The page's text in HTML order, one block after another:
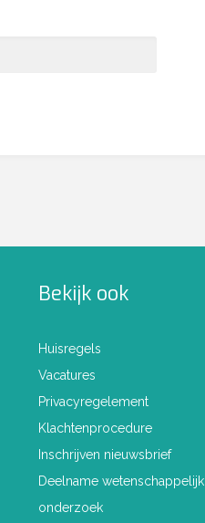
Bekijk ook
Huisregels
Vacatures
Privacyregelement
Klachtenprocedure
Inschrijven nieuwsbrief
Deelname wetenschappelijk
onderzoek